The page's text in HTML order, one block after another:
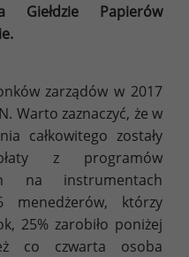
Giełdzie Papierów
zarządów w 2017
Warto zaznaczyć, że w
całkowitego zostały
z programów
na instrumentach
menedżerów, którzy
25% zarobiło poniżej
co czwarta osoba